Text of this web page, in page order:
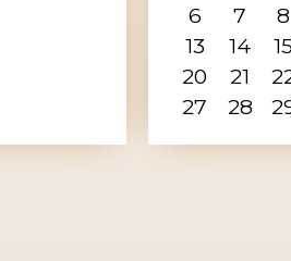
6
7 8
13
14 15
20
21
27
28